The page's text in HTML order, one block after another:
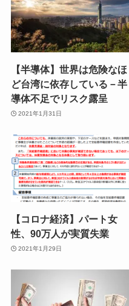
【半導体】世界は危険なほ
ど台湾に依存している－半
導体不足でリスク露呈
2021年1月31日
【コロナ経済】パート女
性、90万人が実質失業
2021年1月29日